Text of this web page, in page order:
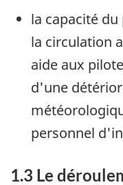
la capacité
la circulation
aide aux
d'une
personnel
1.3 Le